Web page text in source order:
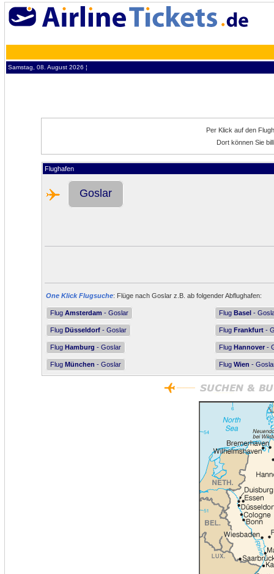
Samstag, 08. August 2026 ¦
Per Klick auf den
Dort können Sie
Flughafen
Goslar
One Klick Flugsuche: Flüge nach Goslar z.B. ab folgender Abflughafen:
Flug Amsterdam - Goslar Flug Basel -
Flug Düsseldorf - Goslar Flug Frankfurt -
Flug Hamburg - Goslar Flug Hannover -
Flug München - Goslar Flug Wien -